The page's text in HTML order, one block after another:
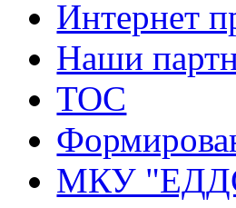
Интернет
Наши
ТОС
МКУ